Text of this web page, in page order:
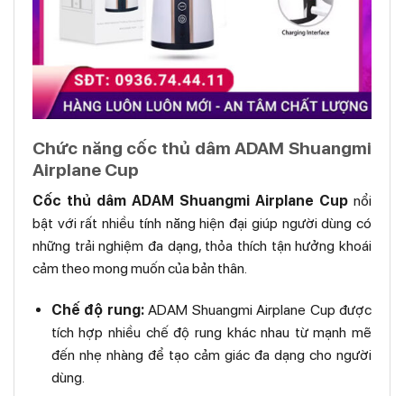
Chức năng cốc thủ dâm ADAM Shuangmi
Airplane Cup
Cốc thủ dâm ADAM Shuangmi Airplane Cup nổi
bật với rất nhiều tính năng hiện đại giúp người dùng có
những trải nghiệm đa dạng, thỏa thích tận hưởng khoái
cảm theo mong muốn của bản thân.
Chế độ rung:ADAM Shuangmi Airplane Cup được
tích hợp nhiều chế độ rung khác nhau từ mạnh mẽ
đến nhẹ nhàng để tạo cảm giác đa dạng cho người
dùng.